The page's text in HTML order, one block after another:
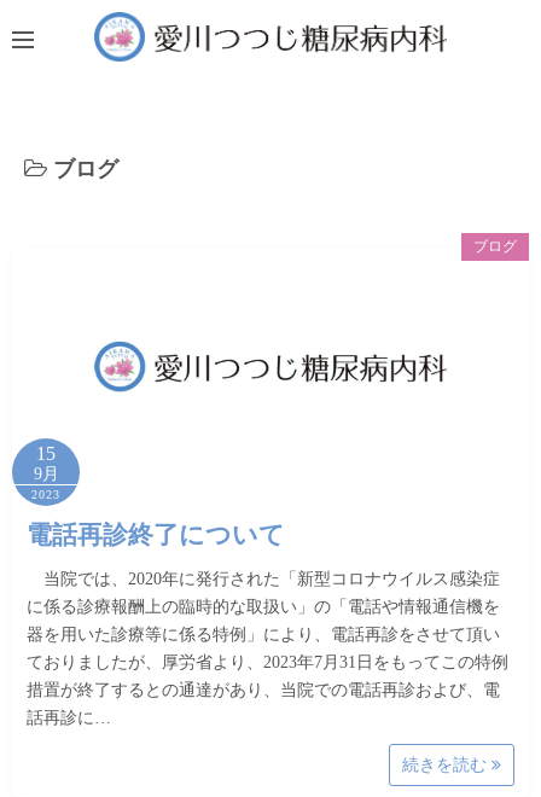
ン
ブログ
ブログ
15
9月
2023
電話再診終了について
当院では、2020年に発行された「新型コロナウイルス感染症
に係る診療報酬上の臨時的な取扱い」の「電話や情報通信機を
器を用いた診療等に係る特例」により、電話再診をさせて頂い
ておりましたが、厚労省より、2023年7月31日をもってこの特例
措置が終了するとの通達があり、当院での電話再診および、電
話再診に…
続きを読む